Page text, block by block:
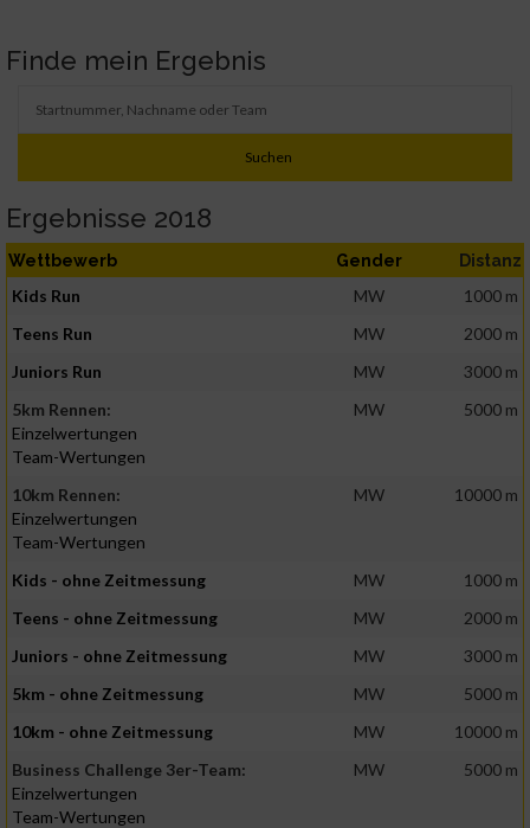
Finde mein Ergebnis
Ergebnisse 2018
Wettbewerb Gender Distanz
Kids Run MW
1000 m
Teens Run
MW
2000 m
Juniors Run
MW
3000 m
5km Rennen:
Einzelwertungen
Team-Wertungen
MW 5000 m
10km Rennen:
Einzelwertungen
Team-Wertungen
MW 10000 m
Kids - ohne Zeitmessung MW
1000 m
Teens - ohne Zeitmessung
MW
2000 m
Juniors - ohne Zeitmessung
MW
3000 m
5km - ohne Zeitmessung
MW
5000 m
10km - ohne Zeitmessung
MW
10000 m
Business Challenge 3er-Team:
Einzelwertungen
Team-Wertungen
MW 5000 m